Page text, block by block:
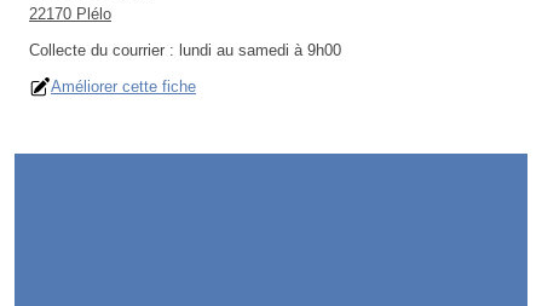
22170 Plélo
Collecte du courrier : lundi au samedi à 9h00
Améliorer cette fiche